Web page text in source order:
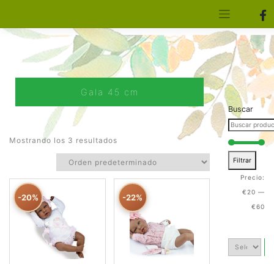
Gala 45 cm
Mostrando los 3 resultados
-20% -22%
Buscar
Filtrar
Precio:
€20 —
€60